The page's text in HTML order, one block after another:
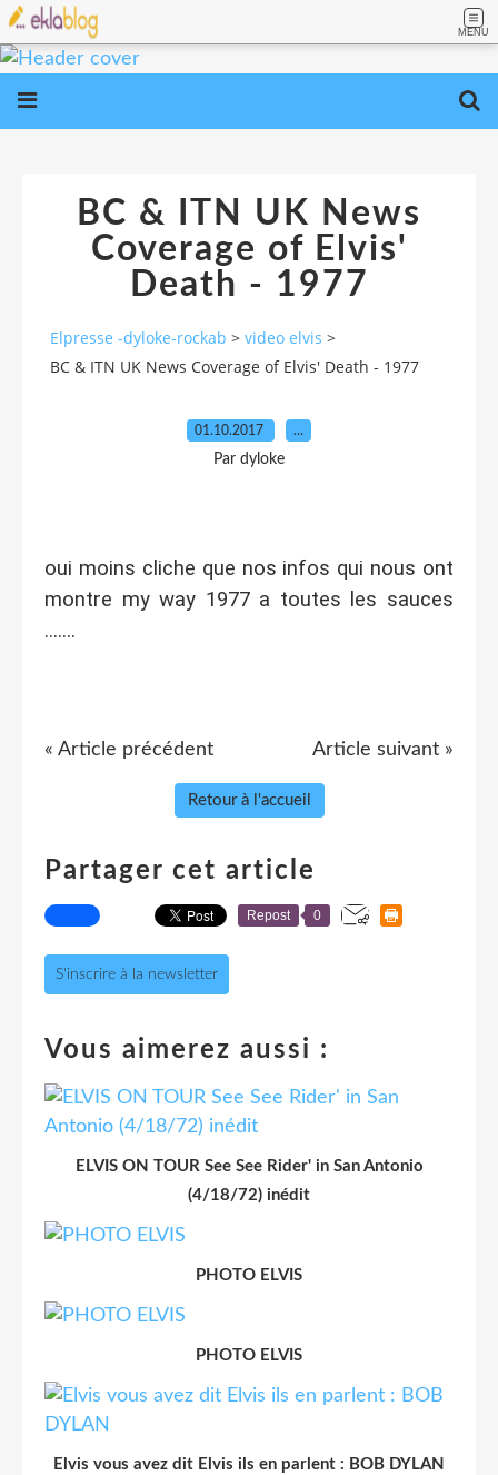
MENU
BC & ITN UK News
Coverage of Elvis'
Death - 1977
Elpresse -dyloke-rockab > video elvis >
BC & ITN UK News Coverage of Elvis' Death - 1977
01.10.2017 …
Par dyloke
oui moins cliche que nos infos qui nous ont
montre my way 1977 a toutes les sauces
.......
« Article précédent Article suivant »
Retour à l'accueil
Partager cet article
Repost 0
S'inscrire à la newsletter
Vous aimerez aussi :
ELVIS ON TOUR See See Rider' in San Antonio
(4/18/72) inédit
PHOTO ELVIS
PHOTO ELVIS
Elvis vous avez dit Elvis ils en parlent : BOB DYLAN